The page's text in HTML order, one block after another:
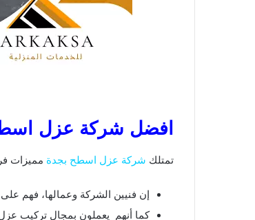
افضل شركة عزل
تمتلك شركة عزل اسطح بجدة مميزات
إن فنيين الشركة وعمالها، فهم
كما أنهم يعملون بمجال تركيب